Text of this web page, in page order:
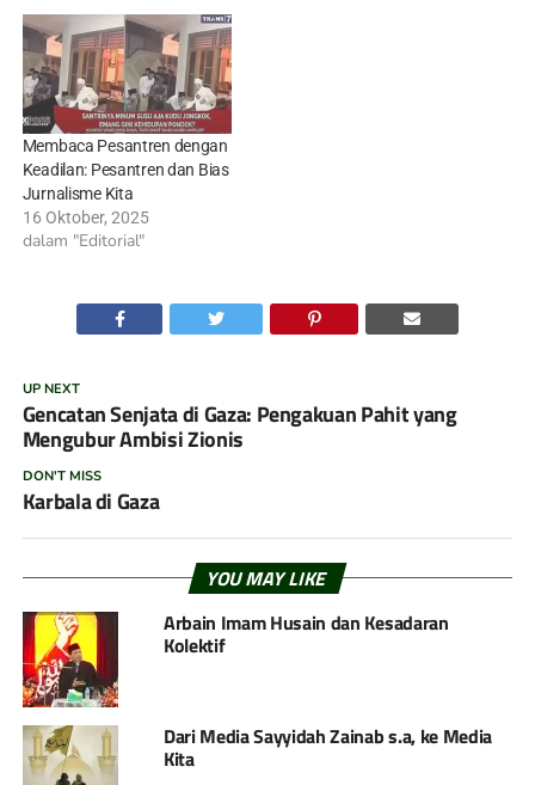
Membaca Pesantren dengan
Keadilan: Pesantren dan Bias
Jurnalisme Kita
16 Oktober, 2025
dalam "Editorial"
UP NEXT
Gencatan Senjata di Gaza: Pengakuan Pahit yang
Mengubur Ambisi Zionis
DON'T MISS
Karbala di Gaza
YOU MAY LIKE
Arbain Imam Husain dan Kesadaran
Kolektif
Dari Media Sayyidah Zainab s.a, ke Media
Kita